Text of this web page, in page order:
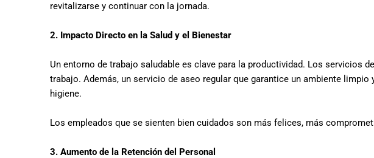
revitalizarse y continuar con la jornada.
2. Impacto Directo en la Salud y el Bienestar
Un entorno de trabajo saludable es clave para la productividad. Los servicios
trabajo. Además, un servicio de aseo regular que garantice un ambiente
higiene.
Los empleados que se sienten bien cuidados son más felices, más
3. Aumento de la Retención del Personal